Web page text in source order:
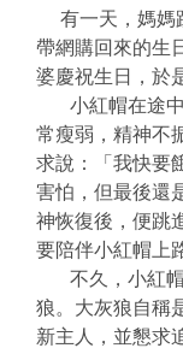
有一天，媽媽
帶網購回來的生
婆慶祝生日，於
小紅帽在途中
常瘦弱，精神不
求說：「我快要
害怕，但最後還
神恢復後，便跳
要陪伴小紅帽上
不久，小紅帽
狼。大灰狼自稱
新主人，並懇求